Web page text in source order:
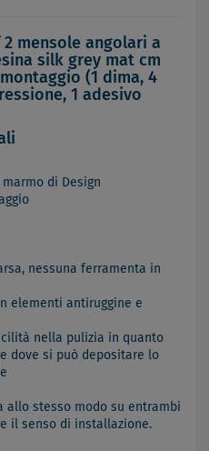
2 mensole angolari a
silk grey mat cm
(1 dima, 4
1 adesivo
di Design
nessuna ferramenta in
elementi antiruggine e
nella pulizia in quanto
dove si può depositare lo
allo stesso modo su entrambi
il senso di installazione.